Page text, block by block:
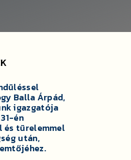
Balla Árpád,
igazgatója
én
és türelemmel
után,